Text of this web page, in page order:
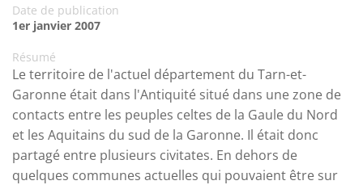
Date de publication
1er janvier 2007
Résumé
Le territoire de l'actuel département du Tarn-et-
Garonne était dans l'Antiquité situé dans une zone de
contacts entre les peuples celtes de la Gaule du Nord
et les Aquitains du sud de la Garonne. Il était donc
partagé entre plusieurs civitates. En dehors de
quelques communes actuelles qui pouvaient être sur